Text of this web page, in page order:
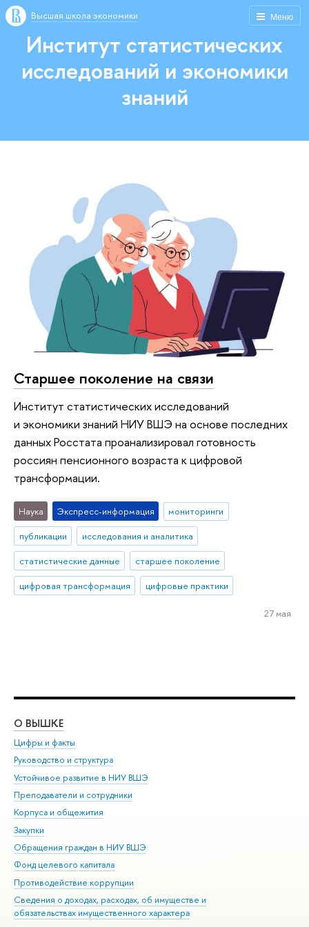
Меню
Высшая школа экономики
Институт статистических
исследований и экономики
знаний
Старшее поколение на связи
Институт статистических исследований
и экономики знаний НИУ ВШЭ на основе последних
данных Росстата проанализировал готовность
россиян пенсионного возраста к цифровой
трансформации.
Наука Экспресс-информация
мониторинги
публикации
исследования и аналитика
статистические данные
старшее поколение
цифровая трансформация
цифровые практики
27 мая
О ВЫШКЕ
Цифры и факты
Руководство и структура
Устойчивое развитие в НИУ ВШЭ
Преподаватели и сотрудники
Корпуса и общежития
Закупки
Обращения граждан в НИУ ВШЭ
Фонд целевого капитала
Противодействие коррупции
Сведения о доходах, расходах, об имуществе и
обязательствах имущественного характера